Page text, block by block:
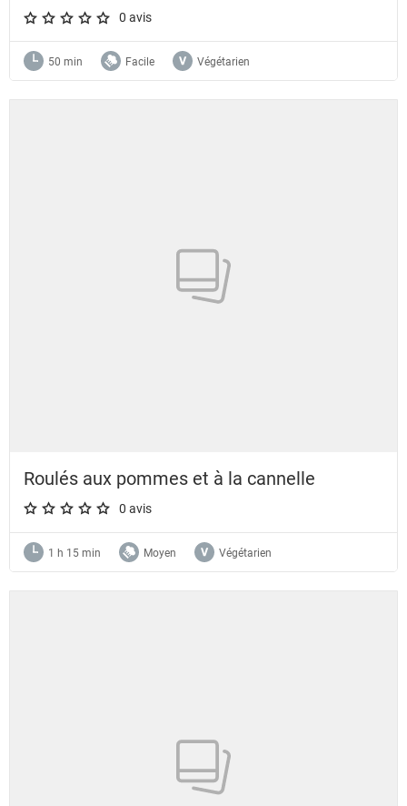
A star rating of 0 out of 5.
0 avis
50 min Facile Végétarien
Roulés aux pommes et à la cannelle
A star rating of 0 out of 5.
0 avis
1 h 15 min Moyen Végétarien